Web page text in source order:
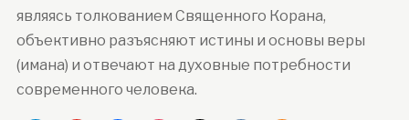
являясь толкованием Священного Корана,
объективно разъясняют истины и основы веры
(имана) и отвечают на духовные потребности
современного человека.